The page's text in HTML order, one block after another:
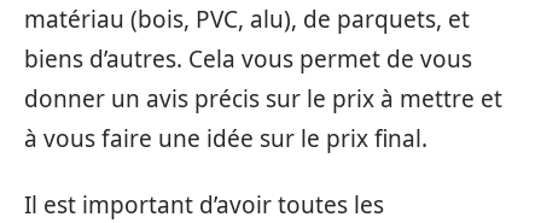
matériau (bois, PVC, alu), de parquets, et
biens d’autres. Cela vous permet de vous
donner un avis précis sur le prix à mettre et
à vous faire une idée sur le prix final.
Il est important d’avoir toutes les